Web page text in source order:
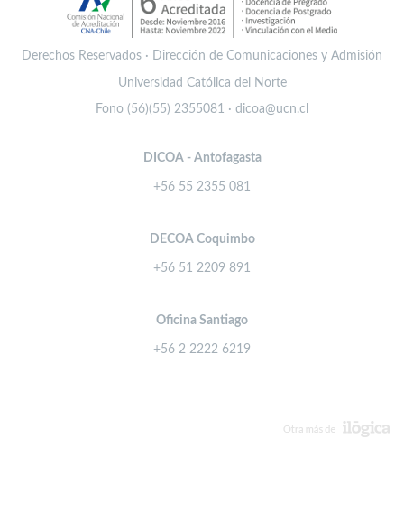
Derechos Reservados · Dirección de Comunicaciones y Admisión
Universidad Católica del Norte
Fono (56)(55) 2355081 · dicoa@ucn.cl
DICOA - Antofagasta
+56 55 2355 081
DECOA Coquimbo
+56 51 2209 891
Oficina Santiago
+56 2 2222 6219